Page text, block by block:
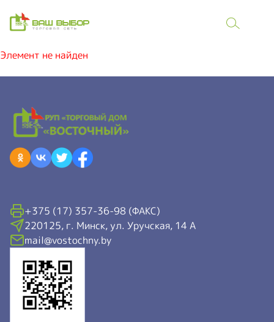
Элемент не найден
+375 (17) 357-36-98 (ФАКС)
220125, г. Минск, ул. Уручская, 14 А
mail@vostochny.by